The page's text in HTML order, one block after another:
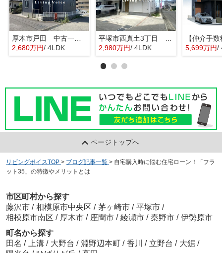
厚木市戸田 中古一戸建て
2,680万円/ 4LDK
2,980万円/ 4LDK 5,699万円/
ページトップへ
リビングボイスTOP > ブログ記事一覧 > 自宅購入時に悩む住宅ローン！「フラ
ット35」の特徴やメリットとは
市区町村から探す
藤沢市 / 相模原市中央区 / 茅ヶ崎市 / 平塚市 /
相模原市南区 / 厚木市 / 座間市 / 綾瀬市 / 秦野市 / 伊勢原市
町名から探す
田名 / 上溝 / 大野台 / 淵野辺本町 / 香川 / 立野台 / 大鋸 /